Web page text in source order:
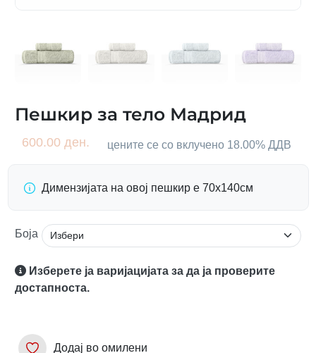
Пешкир за тело Мадрид
600.00 ден. цените се со вклучено 18.00% ДДВ
Димензијата на овој пешкир е 70х140см
Боја
Изберете ја варијацијата за да ја проверите
достапноста.
Додај во омилени